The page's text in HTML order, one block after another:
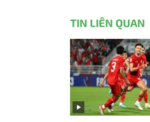
TIN LIÊN QUAN